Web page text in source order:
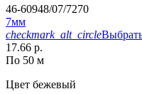
46-60948/07/7270
7мм
checkmark_alt_circle
17.66 р.
По 50 м
Цвет бежевый